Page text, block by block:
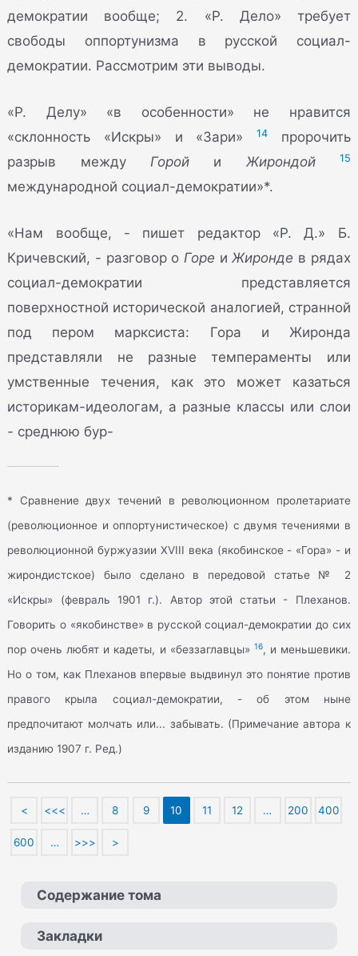
демократии вообще; 2. «Р. Дело» требует
свободы оппортунизма в русской социал-
демократии. Рассмотрим эти выводы.
«Р. Делу» «в особенности» не нравится
«склонность «Искры» и «Зари»14
пророчить
разрыв между Горойи Жирондой 15
международной социал-демократии»*.
«Нам вообще, - пишет редактор «Р. Д.» Б.
Кричевский, - разговор о Горе иЖиронде в рядах
социал-демократии представляется
поверхностной исторической аналогией, странной
под пером марксиста: Гора и Жиронда
представляли не разные темпераменты или
умственные течения, как это может казаться
историкам-идеологам, а разные классы или слои
- среднюю бур-
* Сравнение двух течений в революционном пролетариате
(революционное и оппортунистическое) с двумя течениями в
революционной буржуазии XVIII века (якобинское - «Гора» - и
жирондистское) было сделано в передовой статье № 2
«Искры» (февраль 1901 г.). Автор этой статьи - Плеханов.
Говорить о «якобинстве» в русской социал-демократии до сих
пор очень любят и кадеты, и «беззаглавцы» 16, и меньшевики.
Но о том, как Плеханов впервые выдвинул это понятие против
правого крыла социал-демократии, - об этом ныне
предпочитают молчать или... забывать. (Примечание автора к
изданию 1907 г. Ред.)
< <<< … 8 9 10 11 12 … 200 400
600 … >>> >
Содержание тома
Закладки